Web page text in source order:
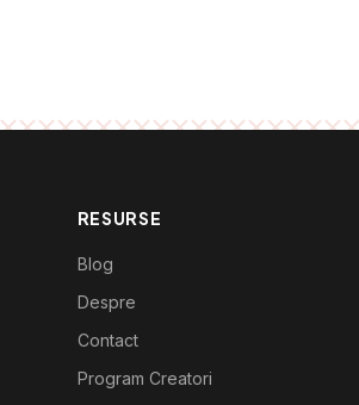
RESURSE
Blog
Despre
Contact
Program Creatori